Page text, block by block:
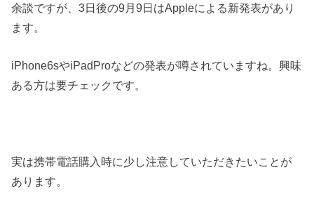
余談ですが、3日後の9月9日はAppleによる新発表があり
ます。
iPhone6sやiPadProなどの発表が噂されていますね。興味
ある方は要チェックです。
実は携帯電話購入時に少し注意していただきたいことが
あります。